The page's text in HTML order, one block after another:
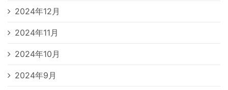
2024年12月
2024年11月
2024年10月
2024年9月